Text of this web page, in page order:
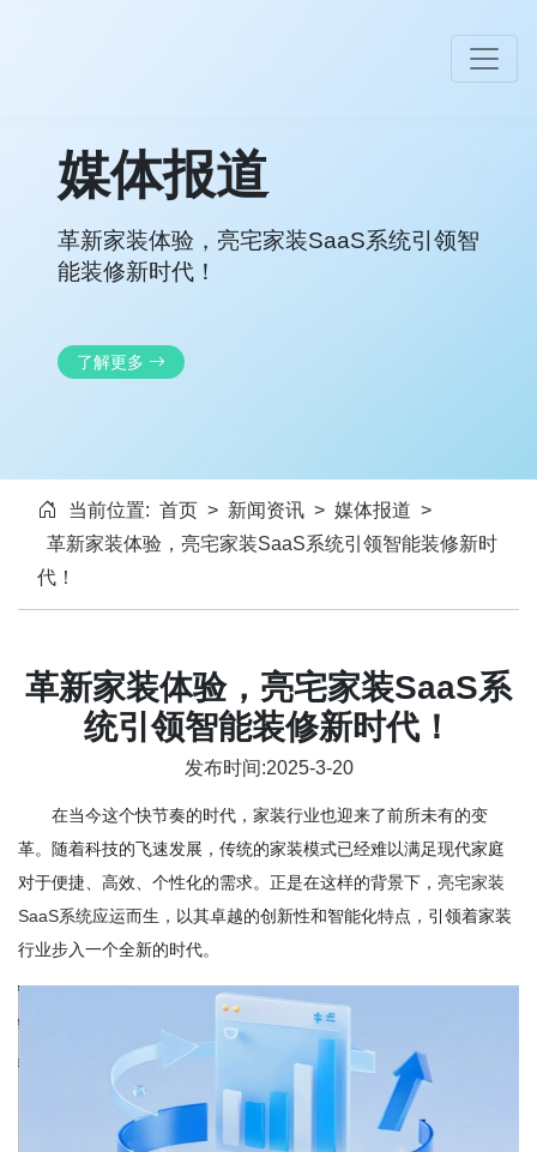
媒体报道
革新家装体验，亮宅家装SaaS系统引领智
能装修新时代！
了解更多
当前位置: 首页 > 新闻资讯 > 媒体报道 >
革新家装体验，亮宅家装SaaS系统引领智能装修新时
代！
革新家装体验，亮宅家装SaaS系
统引领智能装修新时代！
发布时间:2025-3-20
在当今这个快节奏的时代，家装行业也迎来了前所未有的变
革。随着科技的飞速发展，传统的家装模式已经难以满足现代家庭
对于便捷、高效、个性化的需求。正是在这样的背景下， 亮宅家装
SaaS系统应运而生，以其卓越的创新性和智能化特点，引领着家装
行业步入一个全新的时代。